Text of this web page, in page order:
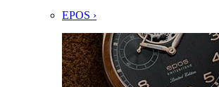
EPOS ›